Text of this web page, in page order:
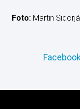
Foto: Martin